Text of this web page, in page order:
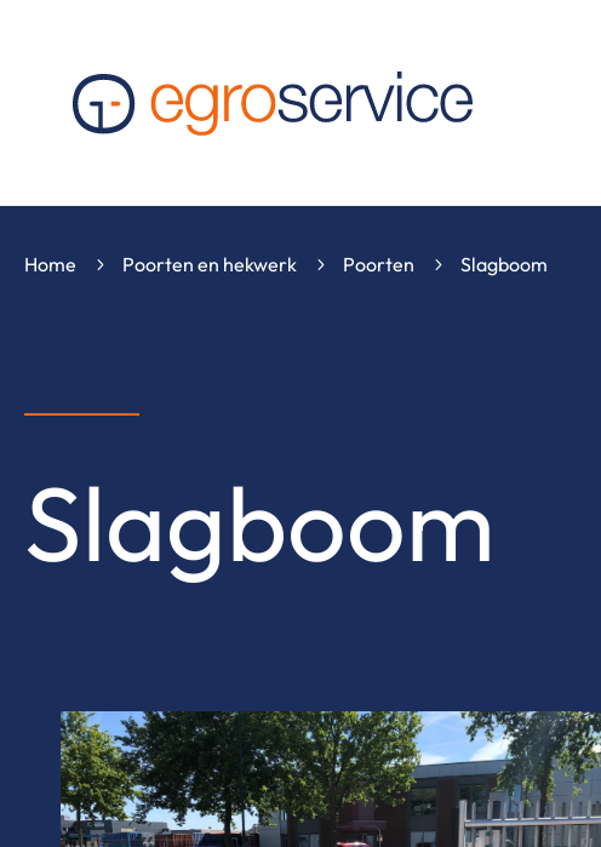
Home 5 Poorten en hekwerk 5 Poorten 5 Slagboom
Slagboom